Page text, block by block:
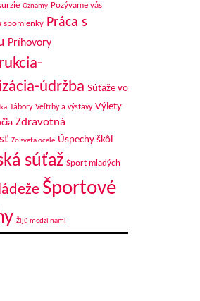
Oznamy Pozývame vás
spomienky Práca s
Príhovory
údržba Súťaže vo
Tábory Veľtrhy a výstavy Výlety
Zdravotná
Zo sveta ocele Úspechy škôl
súťaž Šport mladých
Športové
Žijú medzi nami